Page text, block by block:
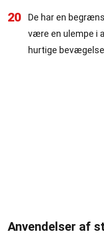
20
De har en
være en ulempe i
hurtige
Anvendelser af